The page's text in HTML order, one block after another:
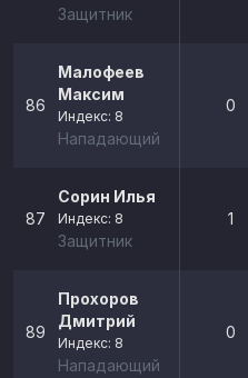
Защитник
86
Малофеев
Максим
Индекс: 8
Нападающий
0
87
Сорин Илья
Индекс: 8
Защитник
1
89
Прохоров
Дмитрий
Индекс: 8
Нападающий
0